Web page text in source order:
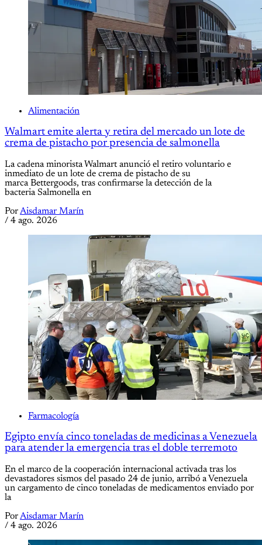
Alimentación
Walmart emite alerta y retira del mercado un lote de
crema de pistacho por presencia de salmonella
La cadena minorista Walmart anunció el retiro voluntario e
inmediato de un lote de crema de pistacho de su
marca Bettergoods, tras confirmarse la detección de la
bacteria Salmonella en
PorAisdamar Marín
/ 4 ago. 2026
Farmacología
Egipto envía cinco toneladas de medicinas a Venezuela
para atender la emergencia tras el doble terremoto
En el marco de la cooperación internacional activada tras los
devastadores sismos del pasado 24 de junio, arribó a Venezuela
un cargamento de cinco toneladas de medicamentos enviado por
la
PorAisdamar Marín
/ 4 ago. 2026